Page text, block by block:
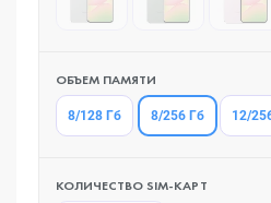
ОБЪЕМ ПАМЯТИ
8/128 Гб 8/256 Гб 12/
КОЛИЧЕСТВО SIM-КАРТ